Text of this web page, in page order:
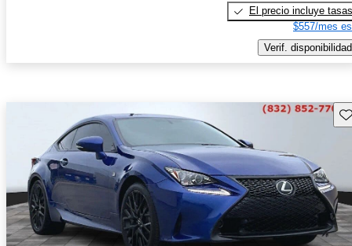
El precio incluye tasas
$557/mes
Verif. disponibilidad